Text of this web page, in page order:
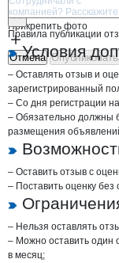
Прикрепить фото
Отмена Опубликовать
Правила публикации
Условия
– Оставлять отзыв и
зарегистрированный
– Со дня регистрации
– Обязательно должны
размещения
– Оставить отзыв с
– Поставить оценку без
– Нельзя оставлять
– Можно оставить один
в месяц;